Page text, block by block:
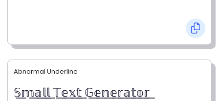
Abnormal Underline
𝕊͟𝕞͟𝕒͟𝕝͟𝕝͟ 𝕋͟𝕖͟𝕩͟𝕥͟ 𝔾͟𝕖͟𝕟͟𝕖͟𝕣͟𝕒͟𝕥͟𝕠͟𝕣͟